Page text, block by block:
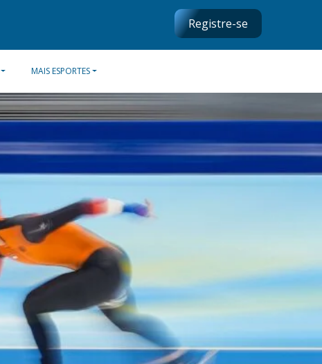
Registre-se
MAIS ESPORTES